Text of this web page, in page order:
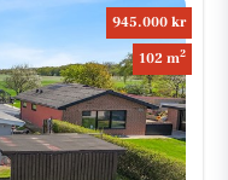
945.000 kr
102 m2